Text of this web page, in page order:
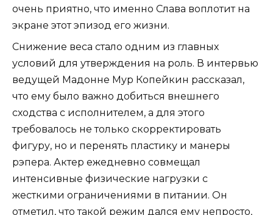
очень приятно, что именно Слава воплотит на
экране этот эпизод его жизни.
Снижение веса стало одним из главных
условий для утверждения на роль. В интервью
ведущей Мадонне Мур Копейкин рассказал,
что ему было важно добиться внешнего
сходства с исполнителем, а для этого
требовалось не только скорректировать
фигуру, но и перенять пластику и манеры
рэпера. Актер ежедневно совмещал
интенсивные физические нагрузки с
жесткими ограничениями в питании. Он
отметил, что такой режим дался ему непросто,